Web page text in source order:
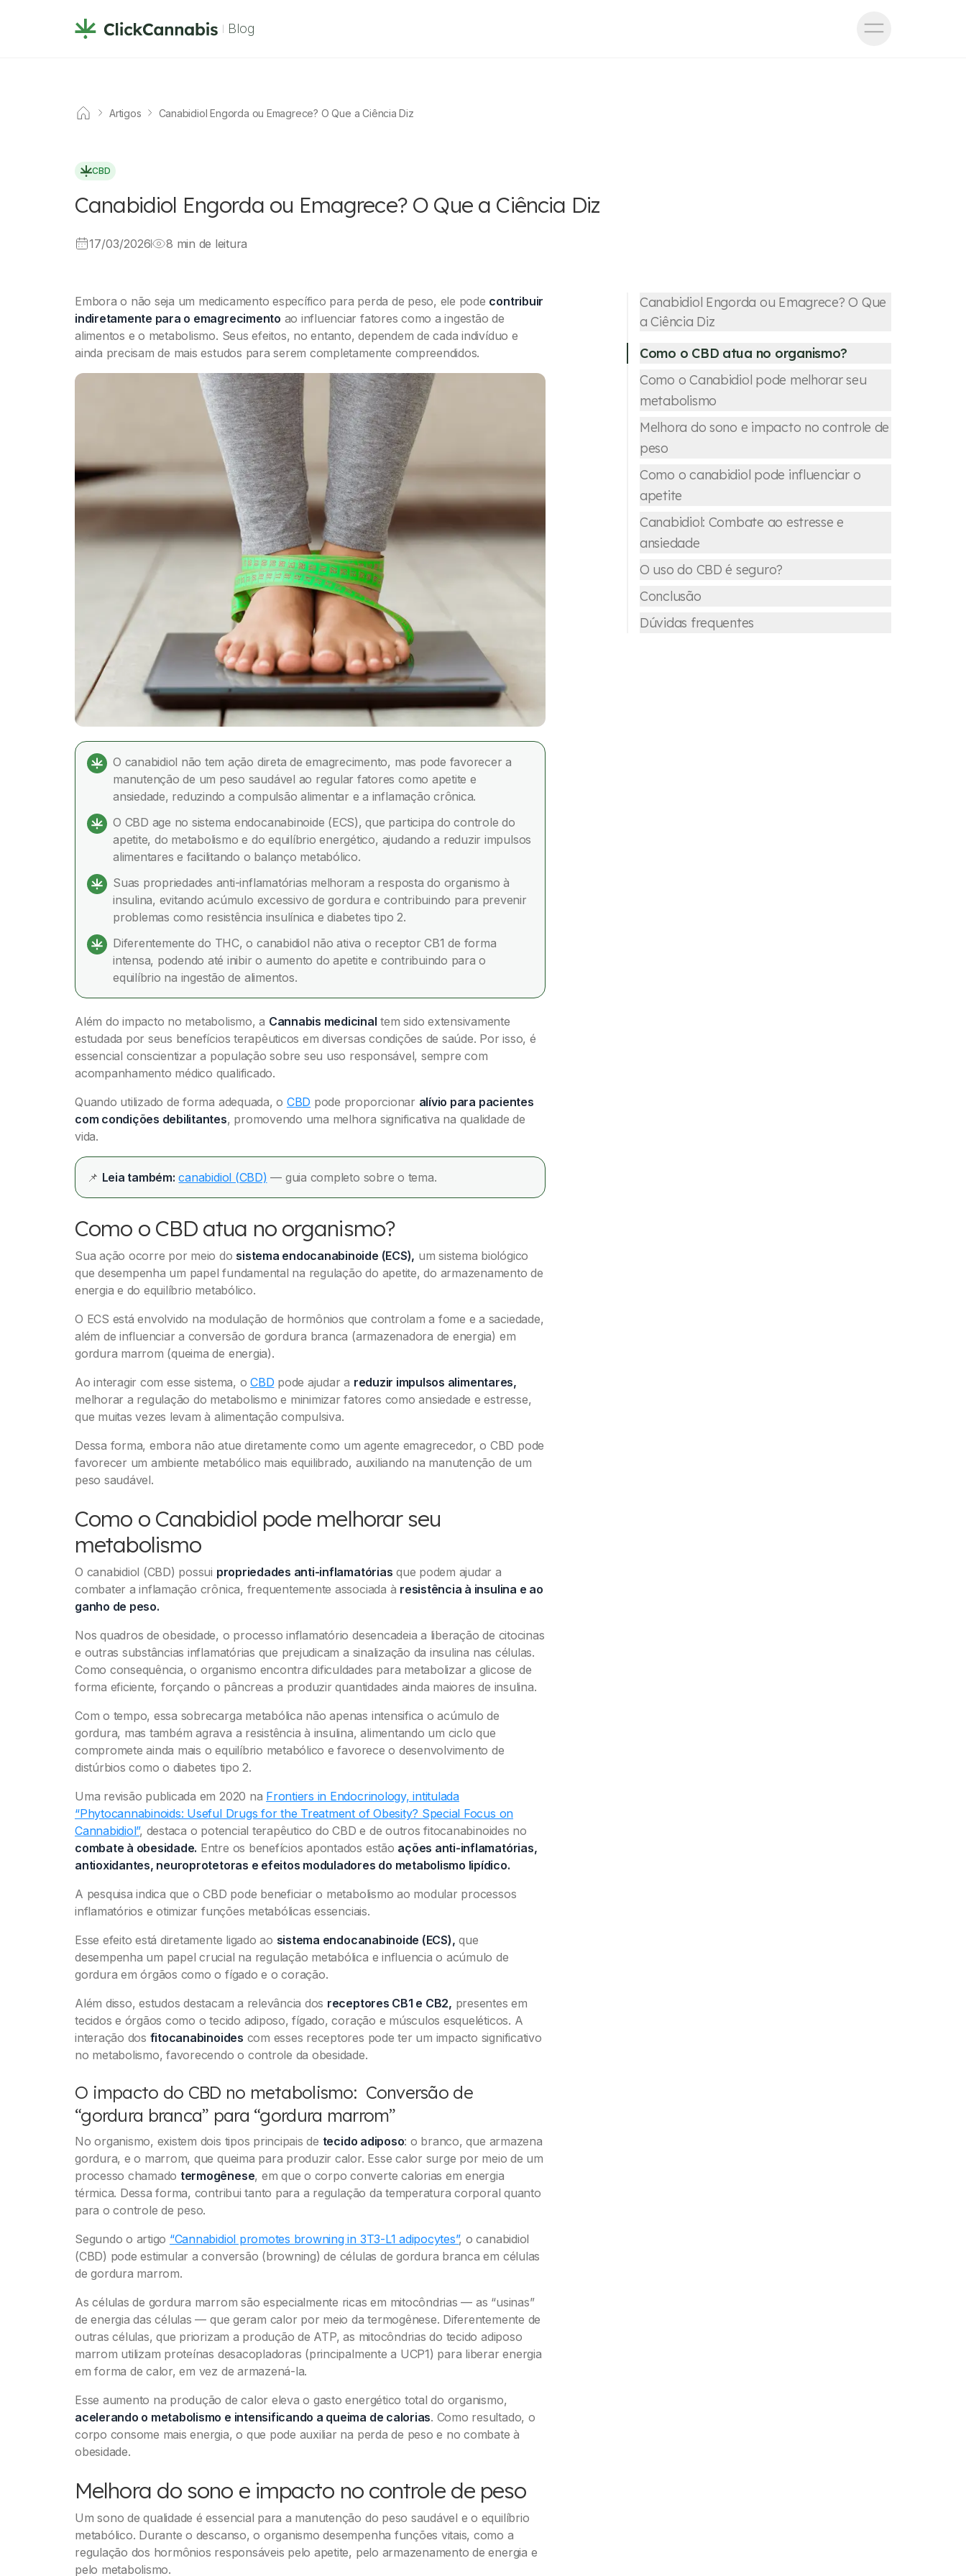
Blog
Artigos Canabidiol Engorda ou Emagrece? O Que a Ciência Diz
CBD
Canabidiol Engorda ou Emagrece? O Que a Ciência Diz
17/03/2026 8 min de leitura
Embora o não seja um medicamento específico para perda de peso, ele pode contribuir
indiretamente para o emagrecimento ao influenciar fatores como a ingestão de
alimentos e o metabolismo. Seus efeitos, no entanto, dependem de cada indivíduo e
ainda precisam de mais estudos para serem completamente compreendidos.
O canabidiol não tem ação direta de emagrecimento, mas pode favorecer a
manutenção de um peso saudável ao regular fatores como apetite e
ansiedade, reduzindo a compulsão alimentar e a inflamação crônica.
O CBD age no sistema endocanabinoide (ECS), que participa do controle do
apetite, do metabolismo e do equilíbrio energético, ajudando a reduzir impulsos
alimentares e facilitando o balanço metabólico.
Suas propriedades anti-inflamatórias melhoram a resposta do organismo à
insulina, evitando acúmulo excessivo de gordura e contribuindo para prevenir
problemas como resistência insulínica e diabetes tipo 2.
Diferentemente do THC, o canabidiol não ativa o receptor CB1 de forma
intensa, podendo até inibir o aumento do apetite e contribuindo para o
equilíbrio na ingestão de alimentos.
Além do impacto no metabolismo, a Cannabis medicinal tem sido extensivamente
estudada por seus benefícios terapêuticos em diversas condições de saúde. Por isso, é
essencial conscientizar a população sobre seu uso responsável, sempre com
acompanhamento médico qualificado.
Quando utilizado de forma adequada, o CBD pode proporcionar alívio para pacientes
com condições debilitantes, promovendo uma melhora significativa na qualidade de
vida.
📌 Leia também: canabidiol (CBD) — guia completo sobre o tema.
Como o CBD atua no organismo?
Sua ação ocorre por meio do sistema endocanabinoide (ECS), um sistema biológico
que desempenha um papel fundamental na regulação do apetite, do armazenamento de
energia e do equilíbrio metabólico.
O ECS está envolvido na modulação de hormônios que controlam a fome e a saciedade,
além de influenciar a conversão de gordura branca (armazenadora de energia) em
gordura marrom (queima de energia).
Ao interagir com esse sistema, oCBD pode ajudar a reduzir impulsos alimentares,
melhorar a regulação do metabolismo e minimizar fatores como ansiedade e estresse,
que muitas vezes levam à alimentação compulsiva.
Dessa forma, embora não atue diretamente como um agente emagrecedor, o CBD pode
favorecer um ambiente metabólico mais equilibrado, auxiliando na manutenção de um
peso saudável.
Como o Canabidiol pode melhorar seu
metabolismo
O canabidiol (CBD) possui propriedades anti-inflamatórias que podem ajudar a
combater a inflamação crônica, frequentemente associada à resistência à insulina e ao
ganho de peso.
Nos quadros de obesidade, o processo inflamatório desencadeia a liberação de citocinas
e outras substâncias inflamatórias que prejudicam a sinalização da insulina nas células.
Como consequência, o organismo encontra dificuldades para metabolizar a glicose de
forma eficiente, forçando o pâncreas a produzir quantidades ainda maiores de insulina.
Com o tempo, essa sobrecarga metabólica não apenas intensifica o acúmulo de
gordura, mas também agrava a resistência à insulina, alimentando um ciclo que
compromete ainda mais o equilíbrio metabólico e favorece o desenvolvimento de
distúrbios como o diabetes tipo 2.
Uma revisão publicada em 2020 na Frontiers in Endocrinology, intitulada
“Phytocannabinoids: Useful Drugs for the Treatment of Obesity? Special Focus on
Cannabidiol”, destaca o potencial terapêutico do CBD e de outros fitocanabinoides no
combate à obesidade. Entre os benefícios apontados estão ações anti-inflamatórias,
antioxidantes, neuroprotetoras e efeitos moduladores do metabolismo lipídico.
A pesquisa indica que o CBD pode beneficiar o metabolismo ao modular processos
inflamatórios e otimizar funções metabólicas essenciais.
Esse efeito está diretamente ligado ao sistema endocanabinoide (ECS), que
desempenha um papel crucial na regulação metabólica e influencia o acúmulo de
gordura em órgãos como o fígado e o coração.
Além disso, estudos destacam a relevância dos receptores CB1 e CB2, presentes em
tecidos e órgãos como o tecido adiposo, fígado, coração e músculos esqueléticos. A
interação dos fitocanabinoides com esses receptores pode ter um impacto significativo
no metabolismo, favorecendo o controle da obesidade.
O impacto do CBD no metabolismo: Conversão de
“gordura branca” para “gordura marrom”
No organismo, existem dois tipos principais de tecido adiposo: o branco, que armazena
gordura, e o marrom, que queima para produzir calor. Esse calor surge por meio de um
processo chamado termogênese, em que o corpo converte calorias em energia
térmica. Dessa forma, contribui tanto para a regulação da temperatura corporal quanto
para o controle de peso.
Segundo o artigo “Cannabidiol promotes browning in 3T3-L1 adipocytes”, o canabidiol
(CBD) pode estimular a conversão (browning) de células de gordura branca em células
de gordura marrom.
As células de gordura marrom são especialmente ricas em mitocôndrias — as “usinas”
de energia das células — que geram calor por meio da termogênese. Diferentemente de
outras células, que priorizam a produção de ATP, as mitocôndrias do tecido adiposo
marrom utilizam proteínas desacopladoras (principalmente a UCP1) para liberar energia
em forma de calor, em vez de armazená-la.
Esse aumento na produção de calor eleva o gasto energético total do organismo,
acelerando o metabolismo e intensificando a queima de calorias. Como resultado, o
corpo consome mais energia, o que pode auxiliar na perda de peso e no combate à
obesidade.
Melhora do sono e impacto no controle de peso
Um sono de qualidade é essencial para a manutenção do peso saudável e o equilíbrio
metabólico. Durante o descanso, o organismo desempenha funções vitais, como a
regulação dos hormônios responsáveis pelo apetite, pelo armazenamento de energia e
pelo metabolismo.
Canabidiol Engorda ou Emagrece? O Que
a Ciência Diz
Como o CBD atua no organismo?
Como o Canabidiol pode melhorar seu
metabolismo
Melhora do sono e impacto no controle de
peso
Como o canabidiol pode influenciar o
apetite
Canabidiol: Combate ao estresse e
ansiedade
O uso do CBD é seguro?
Conclusão
Dúvidas frequentes